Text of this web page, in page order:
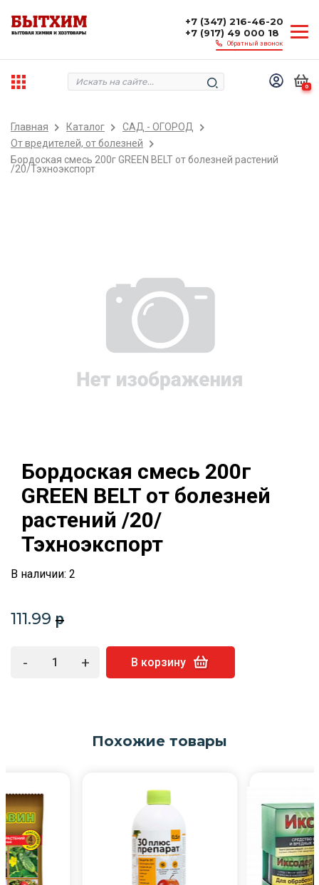
+7 (347) 216-46-20
+7 (917) 49 000 18
Обратный звонок
0
Главная Каталог
САД - ОГОРОД
От вредителей, от болезней
Бордоская смесь 200г GREEN BELT от болезней растений
/20/Тэхноэкспорт
Бордоская смесь 200г
GREEN BELT от болезней
растений /20/
Тэхноэкспорт
В наличии: 2
111.99 p
- + В корзину
Похожие товары